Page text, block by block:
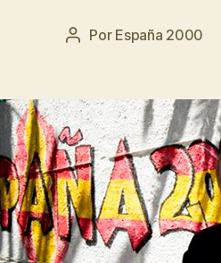
Por España 2000